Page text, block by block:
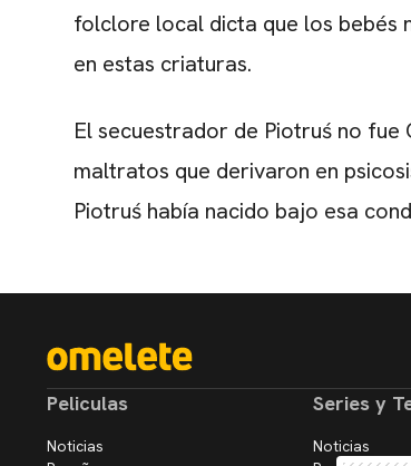
folclore local dicta que los bebés
en estas criaturas.
El secuestrador de Piotruś no fue
maltratos que derivaron en
Piotruś había nacido bajo esa
Peliculas
Noticias
Series y
Noticias